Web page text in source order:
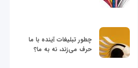
چطور تبلیغات آینده با ما
حرف می‌زند، نه به ما؟